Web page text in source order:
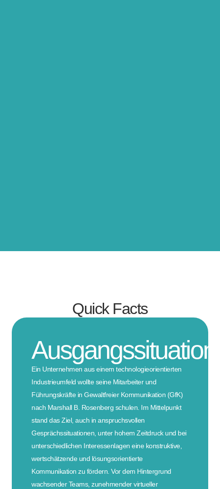
Quick Facts
Ausgangssituation
Ein Unternehmen aus einem technologieorientierten
Industrieumfeld wollte seine Mitarbeiter und
Führungskräfte in Gewaltfreier Kommunikation (GfK)
nach Marshall B. Rosenberg schulen. Im Mittelpunkt
stand das Ziel, auch in anspruchsvollen
Gesprächssituationen, unter hohem Zeitdruck und bei
unterschiedlichen Interessenlagen eine konstruktive,
wertschätzende und lösungsorientierte
Kommunikation zu fördern. Vor dem Hintergrund
wachsender Teams, zunehmender virtueller